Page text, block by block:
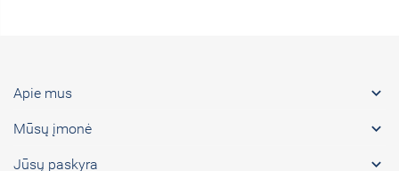
Apie mus 
Mūsų įmonė 
Jūsų paskyra 